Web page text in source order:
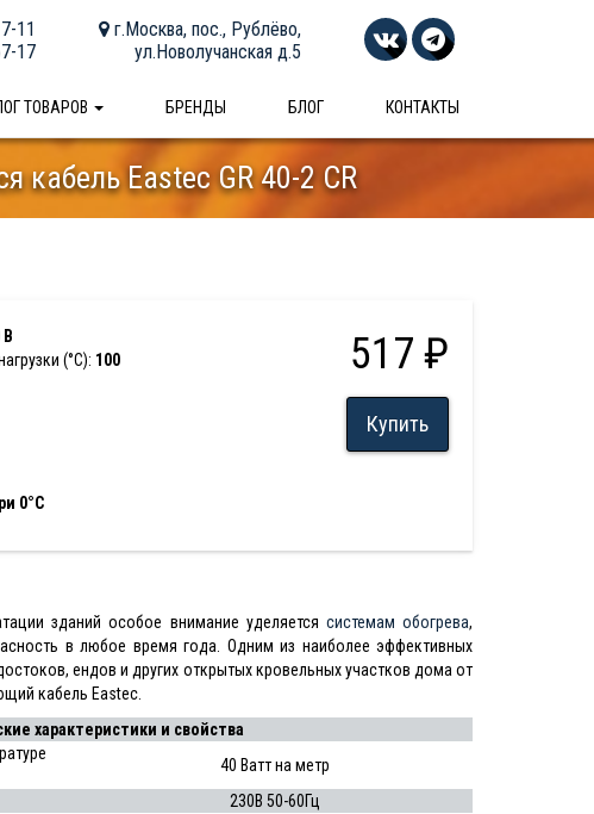
11
17
г.Москва, пос., Рублёво,
ул.Новолучанская д.5
ТОВАРОВ БРЕНДЫ БЛОГ КОНТАКТЫ
кабель Eastec GR 40-2 CR
В
(°С): 100
0°C
517 ₽
Купить
зданий особое внимание уделяется системам обогрева,
в любое время года. Одним из наиболее эффективных
ендов и других открытых кровельных участков дома от
кабель Eastec.
характеристики и свойства
40 Ватт на метр
230В 50-60Гц